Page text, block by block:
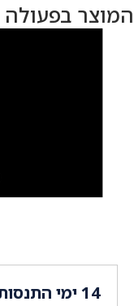
המוצר בפעולה
14 ימי התנסות חינם - נסו אותנו!